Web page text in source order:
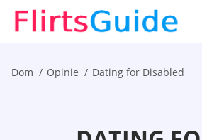
Dom Opinie Dating for Disabled